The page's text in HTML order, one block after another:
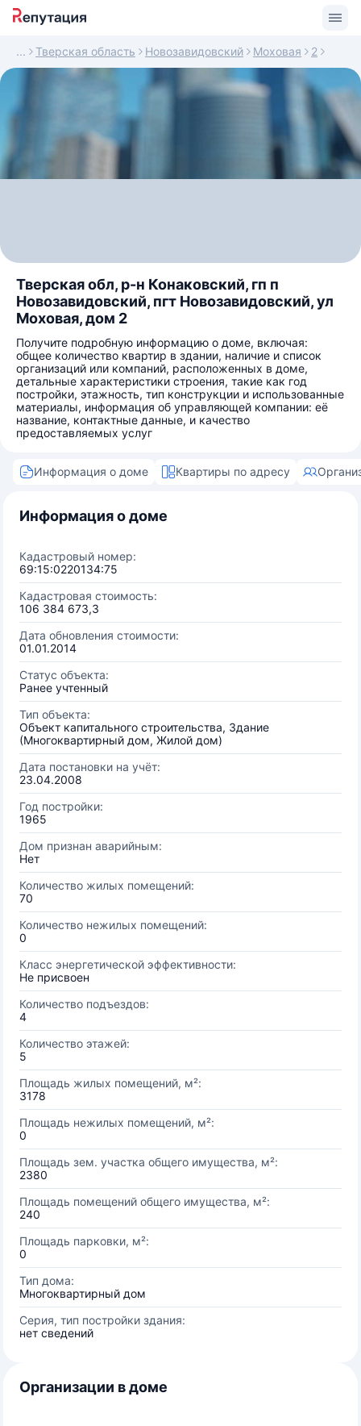
Тверская область Новозавидовский Моховая 2
Тверская обл, р-н Конаковский, гп п
Новозавидовский, пгт Новозавидовский, ул
Моховая, дом 2
Получите подробную информацию о доме, включая:
общее количество квартир в здании, наличие и список
организаций или компаний, расположенных в доме,
детальные характеристики строения, такие как год
постройки, этажность, тип конструкции и использованные
материалы, информация об управляющей компании: её
название, контактные данные, и качество
предоставляемых услуг
Информация о доме Квартиры по адресу
Информация о доме
Кадастровый номер:
69:15:0220134:75
Кадастровая стоимость:
106 384 673,3
Дата обновления стоимости:
01.01.2014
Статус объекта:
Ранее учтенный
Тип объекта:
Объект капитального строительства, Здание
(Многоквартирный дом, Жилой дом)
Дата постановки на учёт:
23.04.2008
Год постройки:
1965
Дом признан аварийным:
Нет
Количество жилых помещений:
70
Количество нежилых помещений:
0
Класс энергетической эффективности:
Не присвоен
Количество подъездов:
4
Количество этажей:
5
Площадь жилых помещений, м²:
3178
Площадь нежилых помещений, м²:
0
Площадь зем. участка общего имущества, м²:
2380
Площадь помещений общего имущества, м²:
240
Площадь парковки, м²:
0
Тип дома:
Многоквартирный дом
Серия, тип постройки здания:
нет сведений
Организации в доме